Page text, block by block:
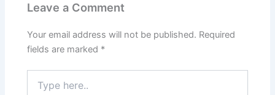
Leave a Comment
Your email address will not be published. Required
fields are marked *
here..